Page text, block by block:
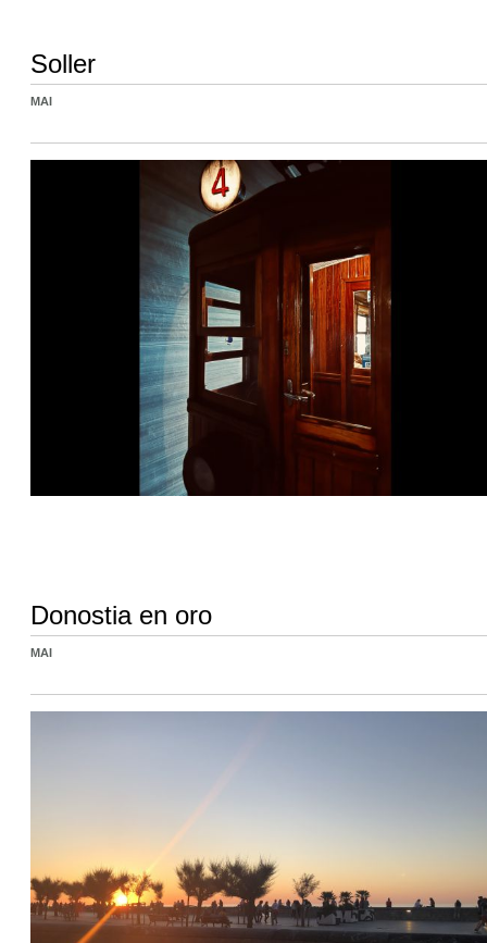
Soller
MAI
Donostia en oro
MAI